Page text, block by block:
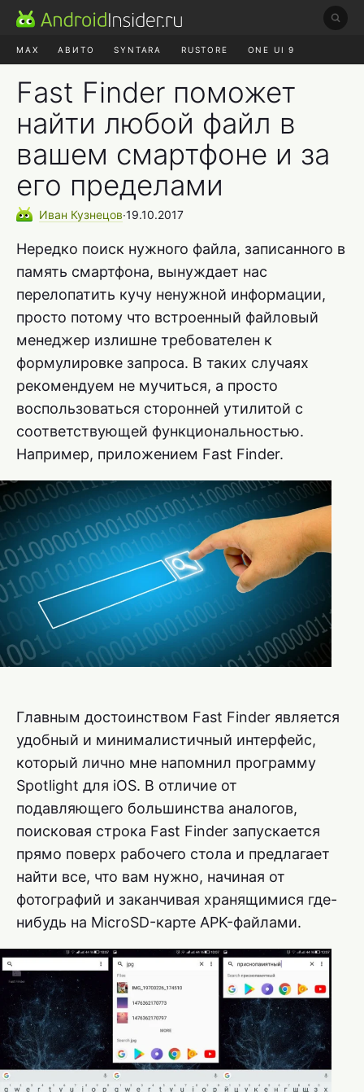
MAX АВИТО SYNTARA RUSTORE ONE UI 9
Fast Finder поможет
найти любой файл в
вашем смартфоне и за
его пределами
Иван Кузнецов∙19.10.2017
Нередко поиск нужного файла, записанного в
память смартфона, вынуждает нас
перелопатить кучу ненужной информации,
просто потому что встроенный файловый
менеджер излишне требователен к
формулировке запроса. В таких случаях
рекомендуем не мучиться, а просто
воспользоваться сторонней утилитой с
соответствующей функциональностью.
Например, приложением Fast Finder.
Главным достоинством Fast Finder является
удобный и минималистичный интерфейс,
который лично мне напомнил программу
Spotlight для iOS. В отличие от
подавляющего большинства аналогов,
поисковая строка Fast Finder запускается
прямо поверх рабочего стола и предлагает
найти все, что вам нужно, начиная от
фотографий и заканчивая хранящимися где-
нибудь на MicroSD-карте APK-файлами.